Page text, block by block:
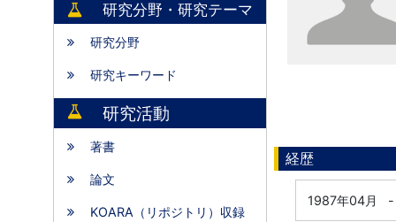
研究分野・研究テーマ
研究分野
研究キーワード
研究活動
著書
論文
KOARA（リポジトリ）収録
経歴
1987年04月 -